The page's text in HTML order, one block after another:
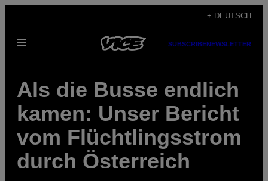
content
+ DEUTSCH
Open
SUBSCRIBENEWSLETTER
Als die Busse endlich
kamen: Unser Bericht
vom Flüchtlingsstrom
durch Österreich